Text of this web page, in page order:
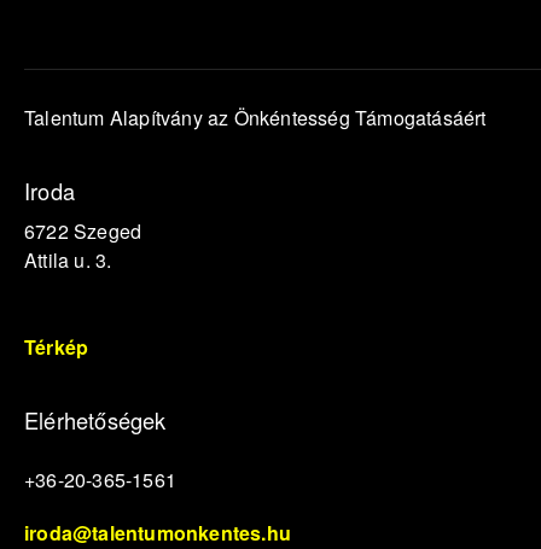
Talentum Alapítvány az Önkéntesség Támogatásáért
Iroda
6722 Szeged
Attila u. 3.
Térkép
Elérhetőségek
+36-20-365-1561
iroda@talentumonkentes.hu